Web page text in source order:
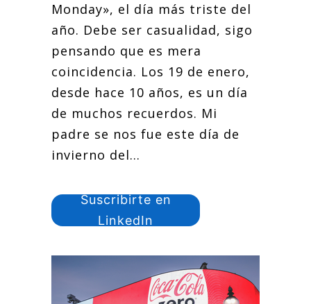
Monday», el día más triste del
año. Debe ser casualidad, sigo
pensando que es mera
coincidencia. Los 19 de enero,
desde hace 10 años, es un día
de muchos recuerdos. Mi
padre se nos fue este día de
invierno del...
Suscribirte en
LinkedIn